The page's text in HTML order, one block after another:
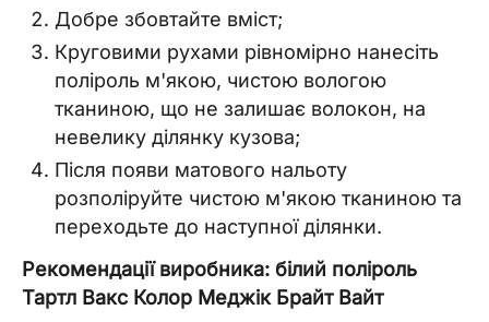
Добре збовтайте вміст;
Круговими рухами рівномірно нанесіть
поліроль м'якою, чистою вологою
тканиною, що не залишає волокон, на
невелику ділянку кузова;
Після появи матового нальоту
розполіруйте чистою м'якою тканиною та
переходьте до наступної ділянки.
Рекомендації виробника: білий поліроль
Тартл Вакс Колор Меджік Брайт Вайт